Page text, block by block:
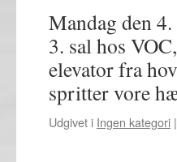
Mandag den
3. sal hos
elevator fra
spritter vore
Udgivet i Ingen kategori |